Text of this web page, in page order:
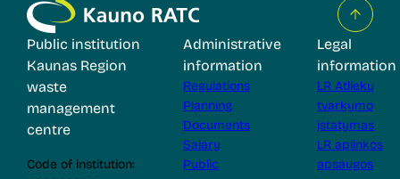
Public institution
Kaunas Region
waste
management
centre
Code of institution:
Administrative
information
Regulations
Planning
Documents
Salary
Public
Legal
information
LR Atliekų
tvarkymo
įstatymas
LR aplinkos
apsaugos